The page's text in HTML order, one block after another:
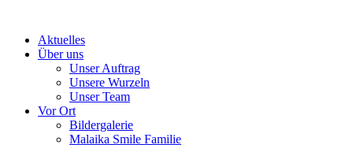
contentAktuelles
Über uns
Unser Auftrag
Unsere Wurzeln
Unser Team
Vor Ort
Bildergalerie
Malaika Smile Familie